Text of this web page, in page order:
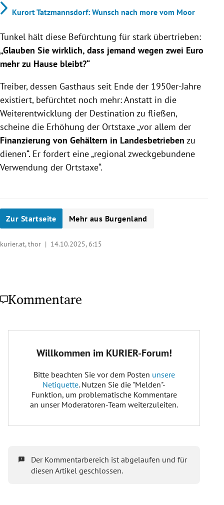
Kurort Tatzmannsdorf: Wunsch nach more vom Moor
Tunkel hält diese Befürchtung für stark übertrieben:
„Glauben Sie wirklich, dass jemand wegen zwei Euro
mehr zu Hause bleibt?“
Treiber, dessen Gasthaus seit Ende der 1950er-Jahre
existiert, befürchtet noch mehr: Anstatt in die
Weiterentwicklung der Destination zu fließen,
scheine die Erhöhung der Ortstaxe „vor allem der
Finanzierung von Gehältern in Landesbetrieben zu
dienen“. Er fordert eine „regional zweckgebundene
Verwendung der Ortstaxe“.
Zur Startseite Mehr aus Burgenland
kurier.at, thor | 14.10.2025, 6:15
Kommentare